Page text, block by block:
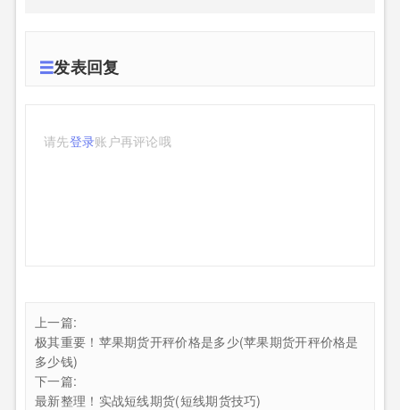
发表回复
请先登录账户再评论哦
上一篇:
极其重要！苹果期货开秤价格是多少(苹果期货开秤价格是
多少钱)
下一篇:
最新整理！实战短线期货(短线期货技巧)